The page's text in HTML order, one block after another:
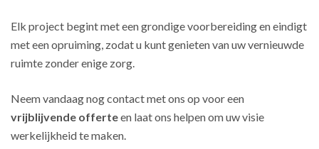
Elk project begint met een grondige voorbereiding en eindigt
met een opruiming, zodat u kunt genieten van uw vernieuwde
ruimte zonder enige zorg.
Neem vandaag nog contact met ons op voor een
vrijblijvende offerteen laat ons helpen om uw visie
werkelijkheid te maken.